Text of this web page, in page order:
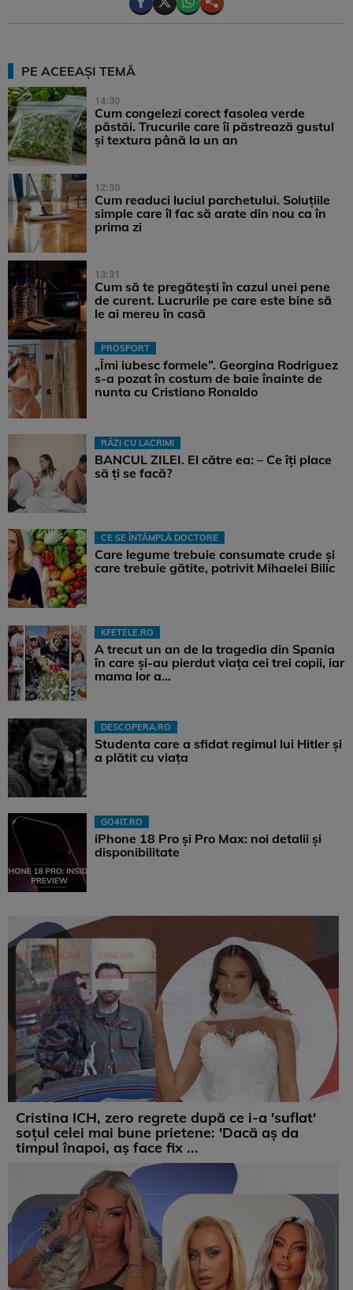
PE ACEEAȘI TEMĂ
14:30
Cum congelezi corect fasolea verde
păstăi. Trucurile care îi păstrează gustul
și textura până la un an
12:30
Cum readuci luciul parchetului. Soluțiile
simple care îl fac să arate din nou ca în
prima zi
13:31
Cum să te pregătești în cazul unei pene
de curent. Lucrurile pe care este bine să
le ai mereu în casă
PROSPORT
„Îmi iubesc formele”. Georgina Rodriguez
s-a pozat în costum de baie înainte de
nunta cu Cristiano Ronaldo
RÂZI CU LACRIMI
BANCUL ZILEI. El către ea: – Ce îți place
să ți se facă?
CE SE ÎNTÂMPLĂ DOCTORE
Care legume trebuie consumate crude și
care trebuie gătite, potrivit Mihaelei Bilic
KFETELE.RO
A trecut un an de la tragedia din Spania
în care și-au pierdut viața cei trei copii, iar
mama lor a…
DESCOPERA.RO
Studenta care a sfidat regimul lui Hitler și
a plătit cu viața
GO4IT.RO
iPhone 18 Pro și Pro Max: noi detalii și
disponibilitate
Cristina ICH, zero regrete după ce i-a 'suflat'
soțul celei mai bune prietene: 'Dacă aș da
timpul înapoi, aș face fix ...